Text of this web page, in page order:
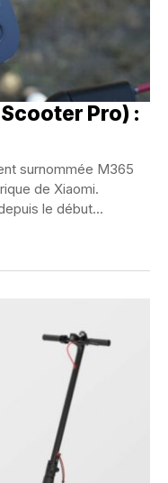
Pro) :
surnommée M365
de Xiaomi.
le début...